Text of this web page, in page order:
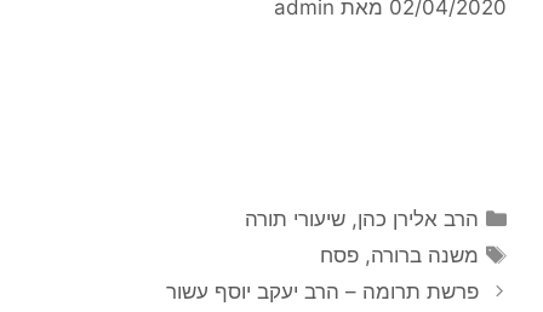
02/04/2020 מאת admin
הרב אלירן כהן,שיעורי תורה
משנה ברורה,פסח
פרשת תרומה – הרב יעקב יוסף עשור